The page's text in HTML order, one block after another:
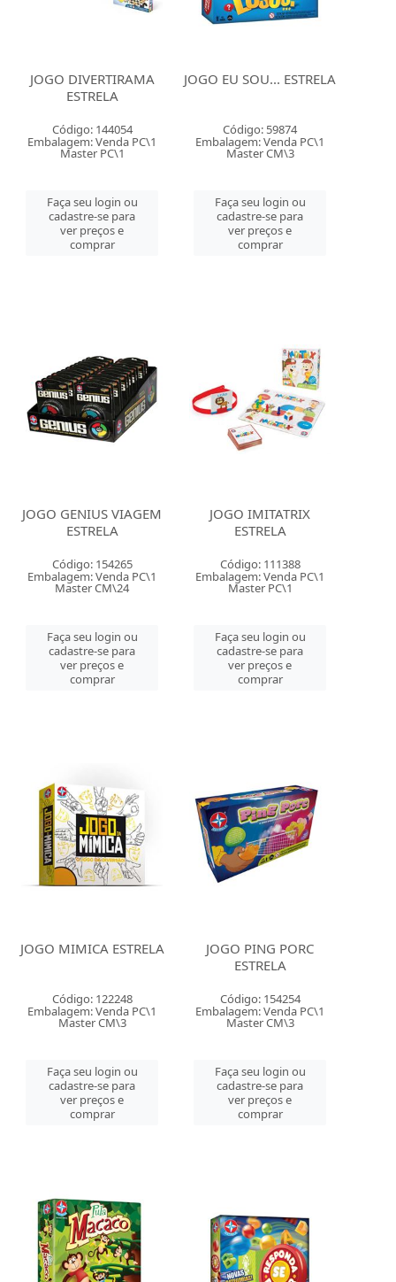
JOGO DIVERTIRAMA
ESTRELA
Código: 144054
Embalagem: Venda PC\1
Master PC\1
Faça seu login ou
cadastre-se para
ver preços e
comprar
JOGO EU SOU... ESTRELA
Código: 59874
Embalagem: Venda PC\1
Master CM\3
Faça seu login ou
cadastre-se para
ver preços e
comprar
JOGO GENIUS VIAGEM
ESTRELA
Código: 154265
Embalagem: Venda PC\1
Master CM\24
Faça seu login ou
cadastre-se para
ver preços e
comprar
JOGO IMITATRIX
ESTRELA
Código: 111388
Embalagem: Venda PC\1
Master PC\1
Faça seu login ou
cadastre-se para
ver preços e
comprar
JOGO MIMICA ESTRELA
Código: 122248
Embalagem: Venda PC\1
Master CM\3
Faça seu login ou
cadastre-se para
ver preços e
comprar
JOGO PING PORC
ESTRELA
Código: 154254
Embalagem: Venda PC\1
Master CM\3
Faça seu login ou
cadastre-se para
ver preços e
comprar